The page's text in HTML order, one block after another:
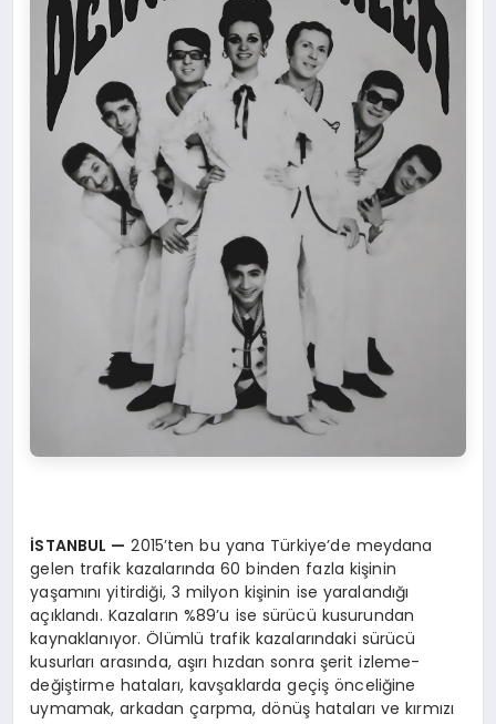
İSTANBUL — 2015’ten bu yana Türkiye’de meydana
gelen trafik kazalarında 60 binden fazla kişinin
yaşamını yitirdiği, 3 milyon kişinin ise yaralandığı
açıklandı. Kazaların %89’u ise sürücü kusurundan
kaynaklanıyor. Ölümlü trafik kazalarındaki sürücü
kusurları arasında, aşırı hızdan sonra şerit izleme-
değiştirme hataları, kavşaklarda geçiş önceliğine
uymamak, arkadan çarpma, dönüş hataları ve kırmızı